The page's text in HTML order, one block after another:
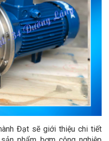
Đạt sẽ giới thiệu chi tiết